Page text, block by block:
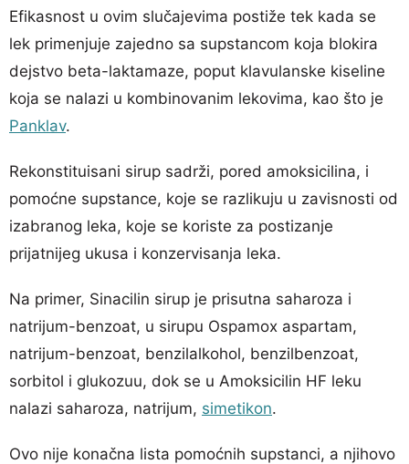
Efikasnost u ovim slučajevima postiže tek kada se
lek primenjuje zajedno sa supstancom koja blokira
dejstvo beta-laktamaze, poput klavulanske kiseline
koja se nalazi u kombinovanim lekovima, kao što je
Panklav.
Rekonstituisani sirup sadrži, pored amoksicilina, i
pomoćne supstance, koje se razlikuju u zavisnosti od
izabranog leka, koje se koriste za postizanje
prijatnijeg ukusa i konzervisanja leka.
Na primer, Sinacilin sirup je prisutna saharoza i
natrijum-benzoat, u sirupu Ospamox aspartam,
natrijum-benzoat, benzilalkohol, benzilbenzoat,
sorbitol i glukozuu, dok se u Amoksicilin HF leku
nalazi saharoza, natrijum, simetikon.
Ovo nije konačna lista pomoćnih supstanci, a njihovo